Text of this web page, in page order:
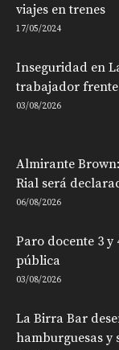
viajes en trenes
17/05/2024
Inseguridad en
trabajador
03/08/2026
Almirante
Rial será
06/08/2026
Paro docente 3 y
pública
03/08/2026
La Birra Bar
hamburguesas y